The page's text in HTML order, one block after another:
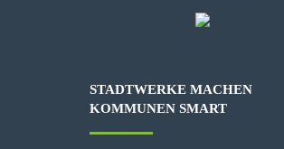
STADTWERKE MACHEN
KOMMUNEN SMART